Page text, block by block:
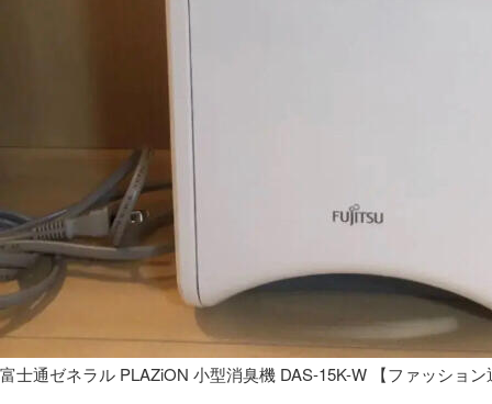
富士通ゼネラル PLAZiON 小型消臭機 DAS-15K-W 【ファッション